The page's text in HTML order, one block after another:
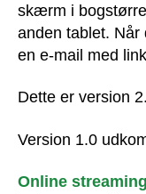
skærm i
anden tablet. Når
en e-mail med
Dette er version
Version 1.0
Online streaming